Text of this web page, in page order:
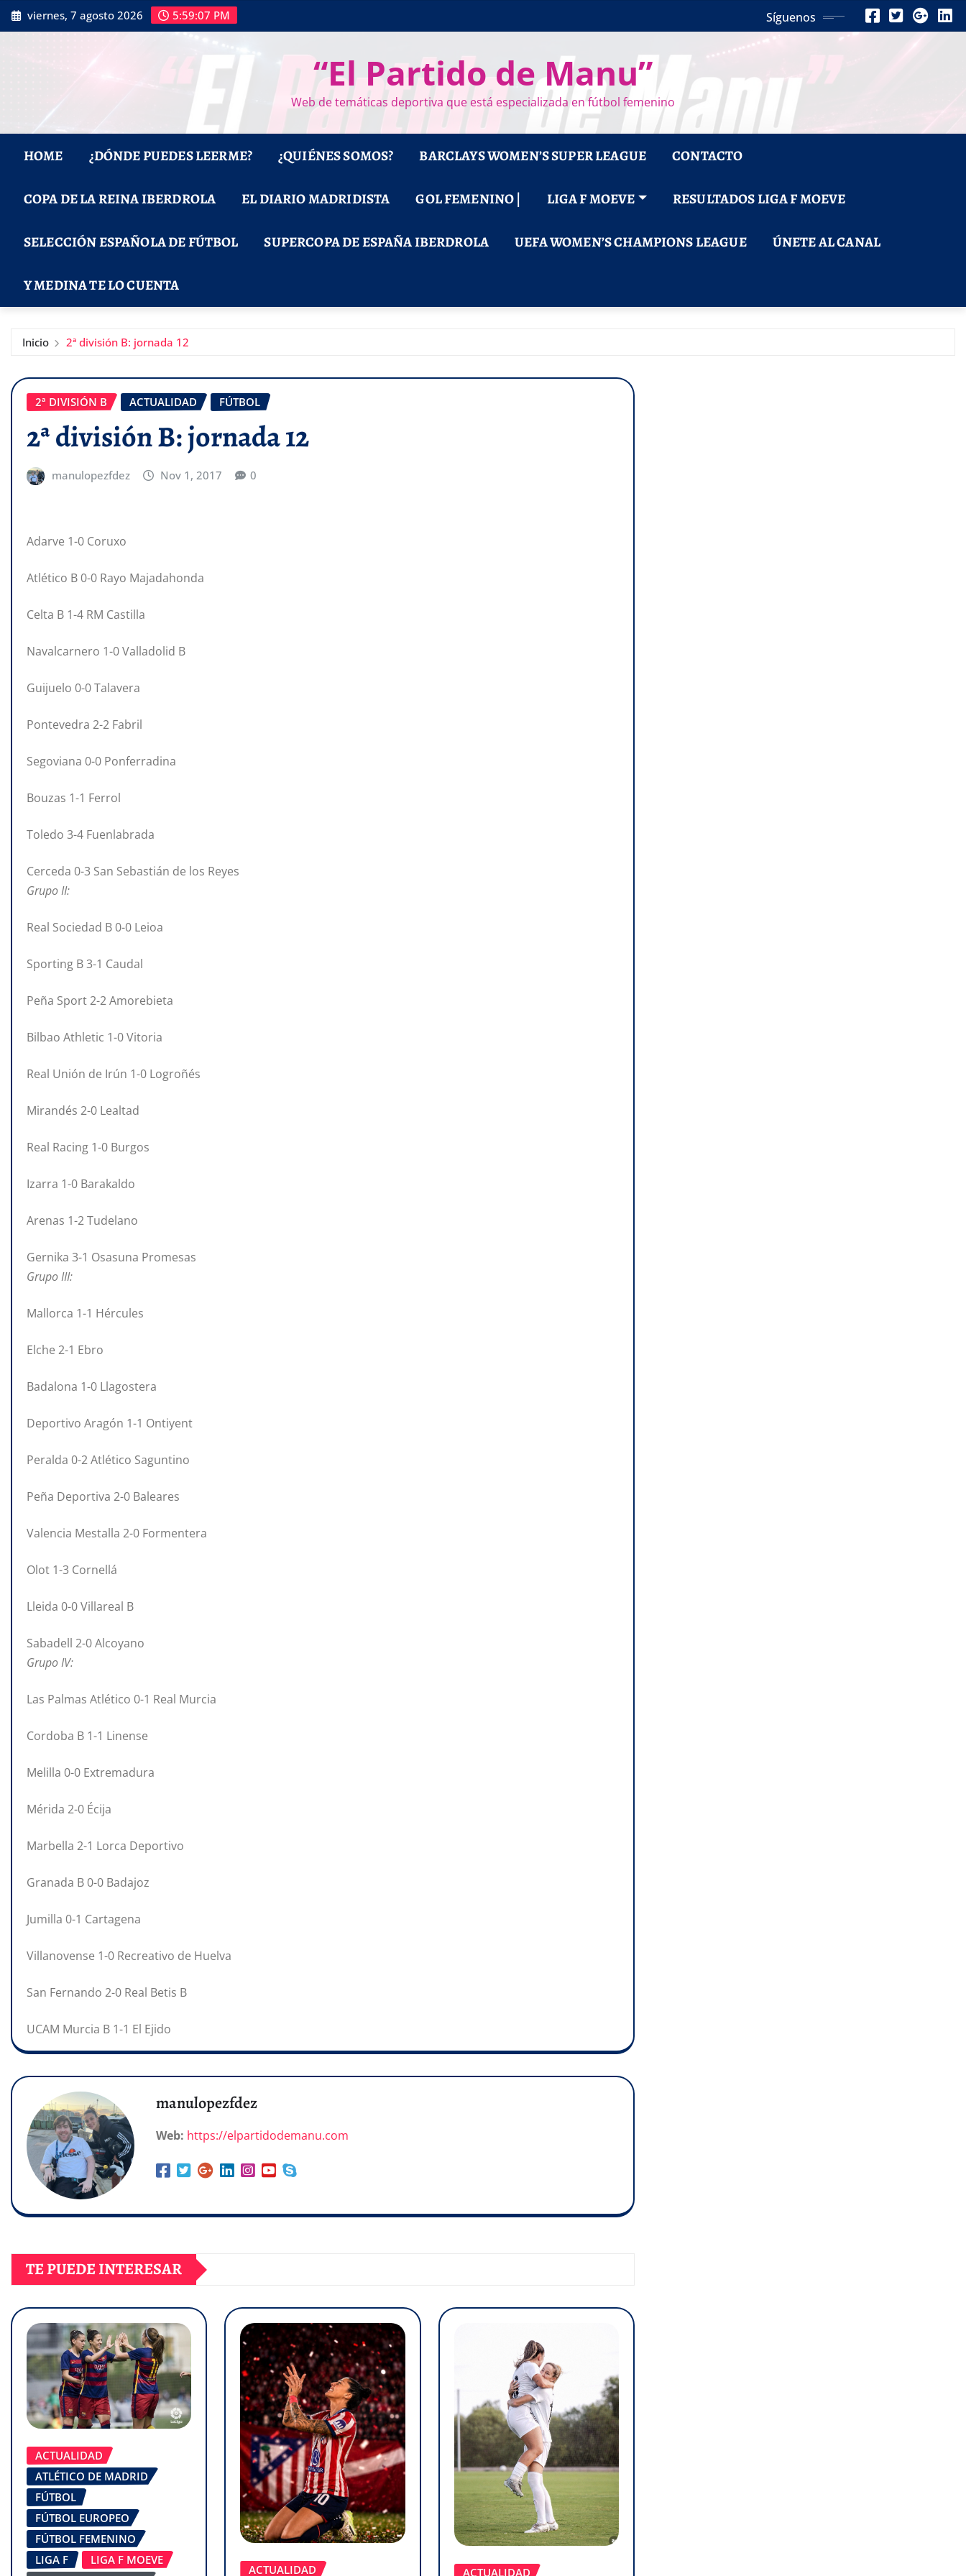
Saltar
al
viernes, 7 agosto 2026 5:59:08 PM Síguenos
“El Partido de Manu”
Web de temáticas deportiva que está especializada en fútbol femenino
HOME ¿DÓNDE PUEDES LEERME? ¿QUIÉNES SOMOS? BARCLAYS WOMEN’S SUPER LEAGUE CONTACTO
COPA DE LA REINA IBERDROLA EL DIARIO MADRIDISTA GOL FEMENINO | LIGA F MOEVE RESULTADOS LIGA F MOEVE
SELECCIÓN ESPAÑOLA DE FÚTBOL SUPERCOPA DE ESPAÑA IBERDROLA UEFA WOMEN’S CHAMPIONS LEAGUE ÚNETE AL CANAL
Y MEDINA TE LO CUENTA
Inicio 2ª división B: jornada 12
2ª DIVISIÓN B ACTUALIDAD FÚTBOL
2ª división B: jornada 12
manulopezfdez Nov 1, 2017 0
Adarve 1-0 Coruxo
Atlético B 0-0 Rayo Majadahonda
Celta B 1-4 RM Castilla
Navalcarnero 1-0 Valladolid B
Guijuelo 0-0 Talavera
Pontevedra 2-2 Fabril
Segoviana 0-0 Ponferradina
Bouzas 1-1 Ferrol
Toledo 3-4 Fuenlabrada
Cerceda 0-3 San Sebastián de los Reyes
Grupo II:
Real Sociedad B 0-0 Leioa
Sporting B 3-1 Caudal
Peña Sport 2-2 Amorebieta
Bilbao Athletic 1-0 Vitoria
Real Unión de Irún 1-0 Logroñés
Mirandés 2-0 Lealtad
Real Racing 1-0 Burgos
Izarra 1-0 Barakaldo
Arenas 1-2 Tudelano
Gernika 3-1 Osasuna Promesas
Grupo III:
Mallorca 1-1 Hércules
Elche 2-1 Ebro
Badalona 1-0 Llagostera
Deportivo Aragón 1-1 Ontiyent
Peralda 0-2 Atlético Saguntino
Peña Deportiva 2-0 Baleares
Valencia Mestalla 2-0 Formentera
Olot 1-3 Cornellá
Lleida 0-0 Villareal B
Sabadell 2-0 Alcoyano
Grupo IV:
Las Palmas Atlético 0-1 Real Murcia
Cordoba B 1-1 Linense
Melilla 0-0 Extremadura
Mérida 2-0 Écija
Marbella 2-1 Lorca Deportivo
Granada B 0-0 Badajoz
Jumilla 0-1 Cartagena
Villanovense 1-0 Recreativo de Huelva
San Fernando 2-0 Real Betis B
UCAM Murcia B 1-1 El Ejido
manulopezfdez
Web: https://elpartidodemanu.com
TE PUEDE INTERESAR
ACTUALIDAD
ATLÉTICO DE MADRID
FÚTBOL
FÚTBOL EUROPEO
FÚTBOL FEMENINO
LIGA F
LIGA F MOEVE
ACTUALIDAD ACTUALIDAD